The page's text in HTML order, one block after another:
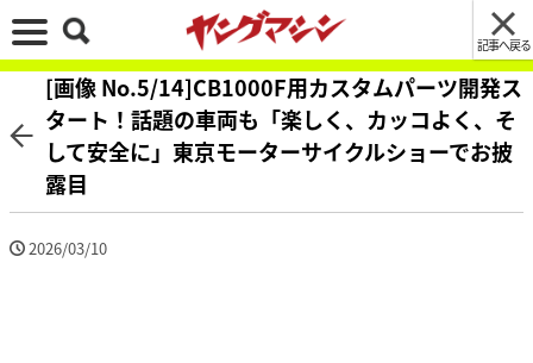
記事へ戻る
[画像 No.5/14]CB1000F用カスタムパーツ開発ス
タート！話題の車両も「楽しく、カッコよく、そ
して安全に」東京モーターサイクルショーでお披
露目
2026/03/10